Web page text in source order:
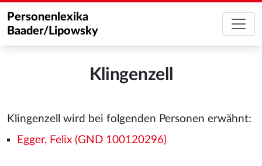
Personenlexika
Baader/Lipowsky
Klingenzell
Klingenzell wird bei folgenden Personen erwähnt:
Egger, Felix (GND 100120296)